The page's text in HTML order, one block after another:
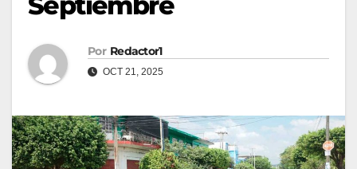
Por Redactor1
OCT 21, 2025